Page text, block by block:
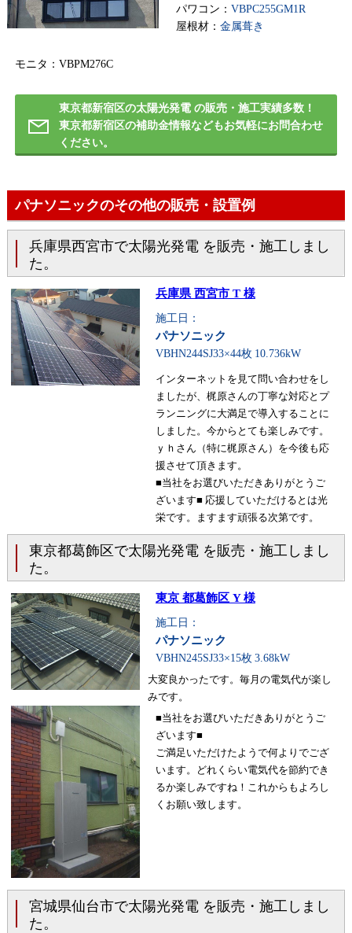
パワコン： VBPC255GM1R
屋根材： 金属葺き
モニタ：VBPM276C
東京都新宿区の太陽光発電 の販売・施工実績多数！
東京都新宿区の補助金情報などもお気軽にお問合わせ
ください。
パナソニックのその他の販売・設置例
兵庫県西宮市で太陽光発電 を販売・施工しまし
た。
兵庫県 西宮市 T 様
施工日：
パナソニック
VBHN244SJ33×44枚 10.736kW
インターネットを見て問い合わせをし
ましたが、梶原さんの丁寧な対応とプ
ランニングに大満足で導入することに
しました。今からとても楽しみです。
ｙｈさん（特に梶原さん）を今後も応
援させて頂きます。
■当社をお選びいただきありがとうご
ざいます■ 応援していただけるとは光
栄です。ますます頑張る次第です。
東京都葛飾区で太陽光発電 を販売・施工しまし
た。
東京 都葛飾区 Y 様
施工日：
パナソニック
VBHN245SJ33×15枚 3.68kW
大変良かったです。毎月の電気代が楽し
みです。
■当社をお選びいただきありがとうご
ざいます■
ご満足いただけたようで何よりでござ
います。どれくらい電気代を節約でき
るか楽しみですね！これからもよろし
くお願い致します。
宮城県仙台市で太陽光発電 を販売・施工しまし
た。